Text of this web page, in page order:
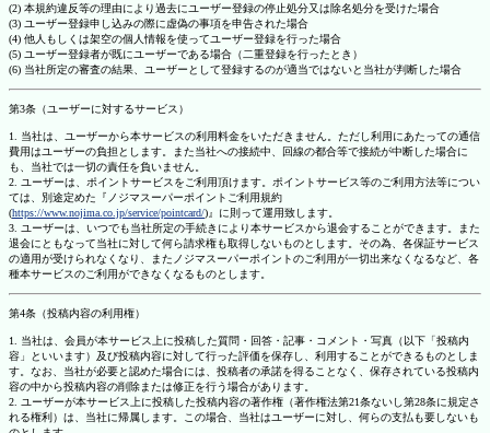
(2) 本規約違反等の理由により過去にユーザー登録の停止処分又は除名処分を受けた場合
(3) ユーザー登録申し込みの際に虚偽の事項を申告された場合
(4) 他人もしくは架空の個人情報を使ってユーザー登録を行った場合
(5) ユーザー登録者が既にユーザーである場合（二重登録を行ったとき）
(6) 当社所定の審査の結果、ユーザーとして登録するのが適当ではないと当社が判断した場合
第3条（ユーザーに対するサービス）
1. 当社は、ユーザーから本サービスの利用料金をいただきません。ただし利用にあたっての通信
費用はユーザーの負担とします。また当社への接続中、回線の都合等で接続が中断した場合に
も、当社では一切の責任を負いません。
2. ユーザーは、ポイントサービスをご利用頂けます。ポイントサービス等のご利用方法等につい
ては、別途定めた『ノジマスーパーポイントご利用規約
(https://www.nojima.co.jp/service/pointcard/)』に則って運用致します。
3. ユーザーは、いつでも当社所定の手続きにより本サービスから退会することができます。また
退会にともなって当社に対して何ら請求権も取得しないものとします。その為、各保証サービス
の適用が受けられなくなり、またノジマスーパーポイントのご利用が一切出来なくなるなど、各
種本サービスのご利用ができなくなるものとします。
第4条（投稿内容の利用権）
1. 当社は、会員が本サービス上に投稿した質問・回答・記事・コメント・写真（以下「投稿内
容」といいます）及び投稿内容に対して行った評価を保存し、利用することができるものとしま
す。なお、当社が必要と認めた場合には、投稿者の承諾を得ることなく、保存されている投稿内
容の中から投稿内容の削除または修正を行う場合があります。
2. ユーザーが本サービス上に投稿した投稿内容の著作権（著作権法第21条ないし第28条に規定さ
れる権利）は、当社に帰属します。この場合、当社はユーザーに対し、何らの支払も要しないも